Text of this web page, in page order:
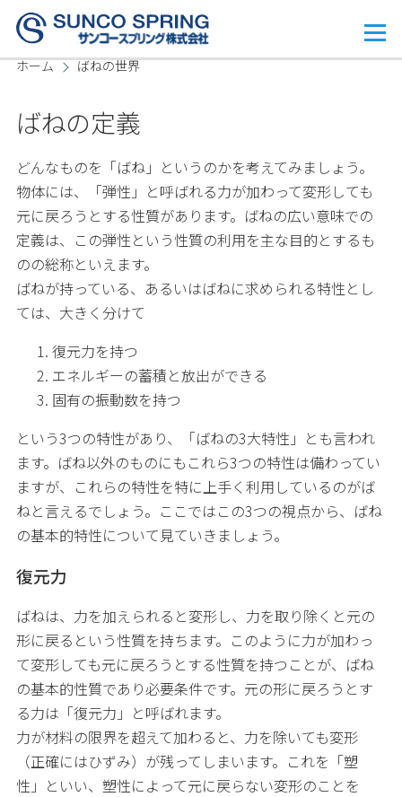
メインコンテンツに移動
メ
ニ
パ
ン
く
ず
ホーム ばねの世界
ばねの定義
どんなものを「ばね」というのかを考えてみましょう。
物体には、「弾性」と呼ばれる力が加わって変形しても
元に戻ろうとする性質があります。ばねの広い意味での
定義は、この弾性という性質の利用を主な目的とするも
のの総称といえます。
ばねが持っている、あるいはばねに求められる特性とし
ては、大きく分けて
復元力を持つ
エネルギーの蓄積と放出ができる
固有の振動数を持つ
という3つの特性があり、「ばねの3大特性」とも言われ
ます。ばね以外のものにもこれら3つの特性は備わってい
ますが、これらの特性を特に上手く利用しているのがば
ねと言えるでしょう。ここではこの3つの視点から、ばね
の基本的特性について見ていきましょう。
復元力
ばねは、力を加えられると変形し、力を取り除くと元の
形に戻るという性質を持ちます。このように力が加わっ
て変形しても元に戻ろうとする性質を持つことが、ばね
の基本的性質であり必要条件です。元の形に戻ろうとす
る力は「復元力」と呼ばれます。
力が材料の限界を超えて加わると、力を除いても変形
（正確にはひずみ）が残ってしまいます。これを「塑
性」といい、塑性によって元に戻らない変形のことを